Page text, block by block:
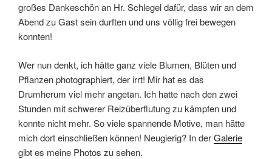
großes Dankeschön an Hr. Schlegel dafür, dass wir an dem
Abend zu Gast sein durften und uns völlig frei bewegen
konnten!
Wer nun denkt, ich hätte ganz viele Blumen, Blüten und
Pflanzen photographiert, der irrt! Mir hat es das
Drumherum viel mehr angetan. Ich hatte nach den zwei
Stunden mit schwerer Reizüberflutung zu kämpfen und
konnte nicht mehr. So viele spannende Motive, man hätte
mich dort einschließen können! Neugierig? In derGalerie
gibt es meine Photos zu sehen.